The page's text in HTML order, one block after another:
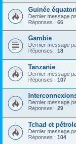
Guinée
Dernier message
Réponses : 66
Gambie
Dernier message
Réponses : 18
Tanzanie
Dernier message
Réponses : 107
Dernier message
Réponses : 29
Tchad et
Dernier message
Réponses : 104